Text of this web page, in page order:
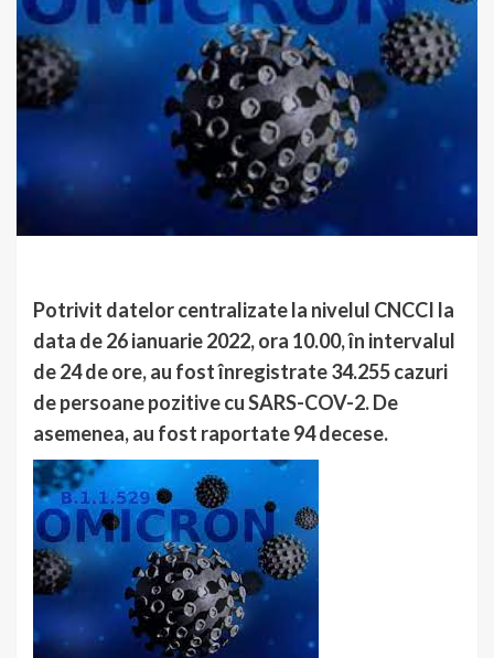
Potrivit datelor centralizate la nivelul CNCCI la
data de 26 ianuarie 2022, ora 10.00, în intervalul
de 24 de ore, au fost înregistrate 34.255 cazuri
de persoane pozitive cu SARS-COV-2. De
asemenea, au fost raportate 94 decese.